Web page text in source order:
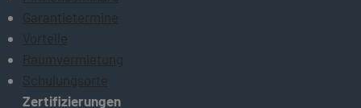
Garantietermine
Vorteile
Raumvermietung
Schulungsorte
Zertifizierungen